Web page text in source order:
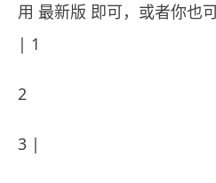
用 最新版 即可，或者你也
| 1
2
3 |